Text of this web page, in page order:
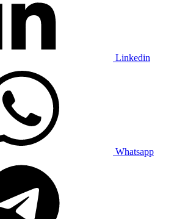
Linkedin
Whatsapp